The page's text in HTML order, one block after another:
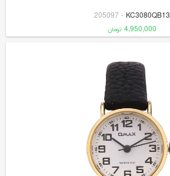
KC3080QB13
-
205097
4,950,000 تومان